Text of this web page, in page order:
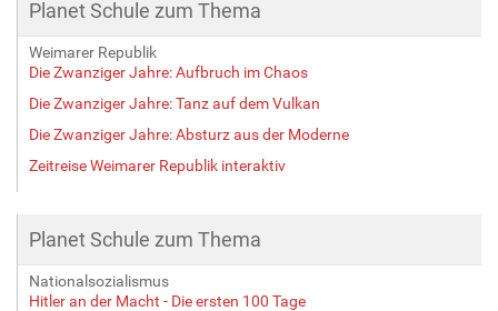
Planet Schule zum Thema
Weimarer Republik
Die Zwanziger Jahre: Aufbruch im Chaos
Die Zwanziger Jahre: Tanz auf dem Vulkan
Die Zwanziger Jahre: Absturz aus der Moderne
Zeitreise Weimarer Republik interaktiv
Planet Schule zum Thema
Nationalsozialismus
Hitler an der Macht - Die ersten 100 Tage